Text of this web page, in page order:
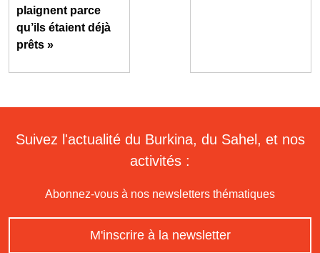
plaignent parce
qu’ils étaient déjà
prêts »
Suivez l'actualité du Burkina, du Sahel, et nos
activités :
Abonnez-vous à nos newsletters thématiques
M'inscrire à la newsletter